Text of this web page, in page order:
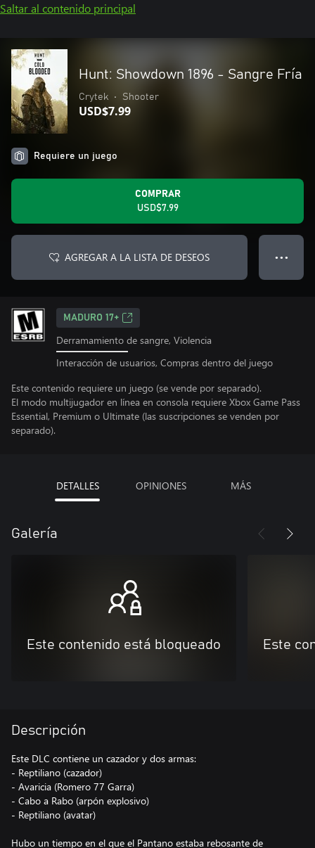
Saltar al contenido principal
Hunt: Showdown 1896 - Sangre Fría
Crytek • Shooter
USD$7.99
Requiere un juego
COMPRAR
USD$7.99
AGREGAR A LA LISTA DE DESEOS ● ● ●
MADURO 17+
Derramamiento de sangre, Violencia
Interacción de usuarios, Compras dentro del juego
Este contenido requiere un juego (se vende por separado).
El modo multijugador en línea en consola requiere Xbox Game Pass
Essential, Premium o Ultimate (las suscripciones se venden por
separado).
DETALLES OPINIONES MÁS
Galería
Este contenido está bloqueado Este
Descripción
Este DLC contiene un cazador y dos armas:
- Reptiliano (cazador)
- Avaricia (Romero 77 Garra)
- Cabo a Rabo (arpón explosivo)
- Reptiliano (avatar)
Hubo un tiempo en el que el Pantano estaba rebosante de